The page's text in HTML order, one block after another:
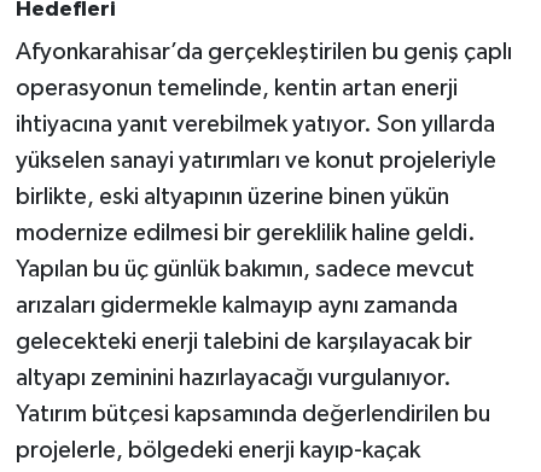
Hedefleri
Afyonkarahisar’da gerçekleştirilen bu geniş çaplı
operasyonun temelinde, kentin artan enerji
ihtiyacına yanıt verebilmek yatıyor. Son yıllarda
yükselen sanayi yatırımları ve konut projeleriyle
birlikte, eski altyapının üzerine binen yükün
modernize edilmesi bir gereklilik haline geldi.
Yapılan bu üç günlük bakımın, sadece mevcut
arızaları gidermekle kalmayıp aynı zamanda
gelecekteki enerji talebini de karşılayacak bir
altyapı zeminini hazırlayacağı vurgulanıyor.
Yatırım bütçesi kapsamında değerlendirilen bu
projelerle, bölgedeki enerji kayıp-kaçak